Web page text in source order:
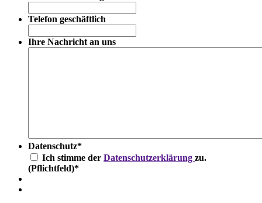
Telefon geschäftlich
Ihre Nachricht an uns
Datenschutz*
Ich stimme der Datenschutzerklärung zu.
(Pflichtfeld)*